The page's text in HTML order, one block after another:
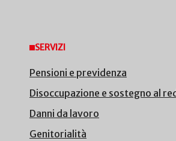
SERVIZI
Pensioni e previdenza
Disoccupazione e sostegno al
Danni da lavoro
Genitorialità